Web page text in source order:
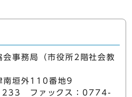
会事務局（市役所2階社会教
南垣外110番地9
ファックス：0774-